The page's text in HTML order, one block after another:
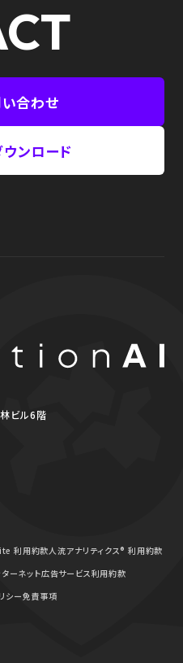
合わせ
ンロード
ビル6階
利用約款人流アナリティクス® 利用約款
ターネット広告サービス利用約款
シー免責事項